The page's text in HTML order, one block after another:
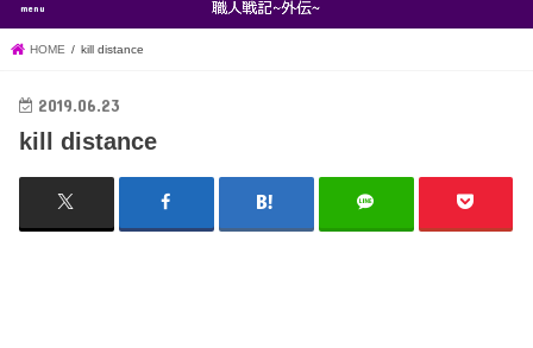
menu
HOME kill distance
2019.06.23
kill distance